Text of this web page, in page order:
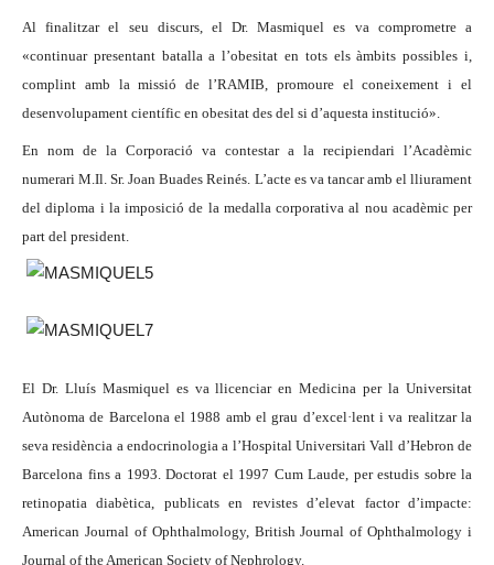
Al finalitzar el seu discurs, el Dr. Masmiquel es va comprometre a
«continuar presentant batalla a l’obesitat en tots els àmbits possibles i,
complint amb la missió de l’RAMIB, promoure el coneixement i el
desenvolupament científic en obesitat des del si d’aquesta institució».
En nom de la Corporació va contestar a la recipiendari l’Acadèmic
numerari M.Il. Sr. Joan Buades Reinés. L’acte es va tancar amb el lliurament
del diploma i la imposició de la medalla corporativa al nou acadèmic per
part del president.
El Dr. Lluís Masmiquel es va llicenciar en Medicina per la Universitat
Autònoma de Barcelona el 1988 amb el grau d’excel·lent i va realitzar la
seva residència a endocrinologia a l’Hospital Universitari Vall d’Hebron de
Barcelona fins a 1993. Doctorat el 1997 Cum Laude, per estudis sobre la
retinopatia diabètica, publicats en revistes d’elevat factor d’impacte:
American Journal of Ophthalmology, British Journal of Ophthalmology i
Journal of the American Society of Nephrology.